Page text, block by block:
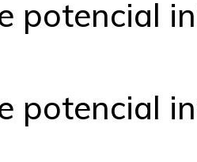
potencial
potencial